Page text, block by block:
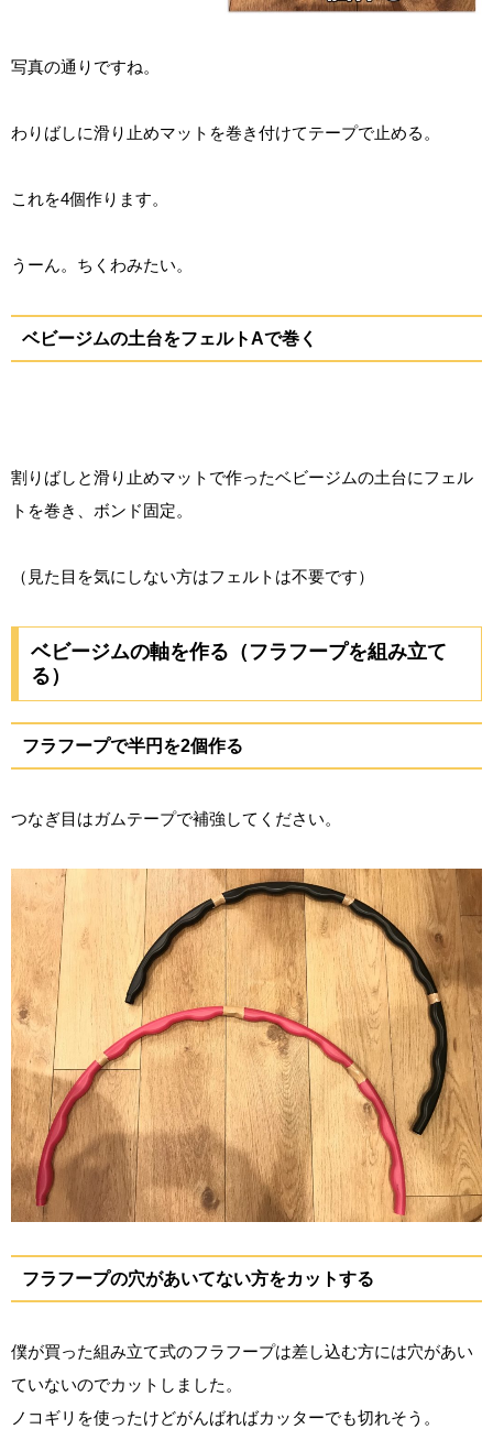
写真の通りですね。
わりばしに滑り止めマットを巻き付けてテープで止める。
これを4個作ります。
うーん。ちくわみたい。
ベビージムの土台をフェルトAで巻く
割りばしと滑り止めマットで作ったベビージムの土台にフェル
トを巻き、ボンド固定。
（見た目を気にしない方はフェルトは不要です）
ベビージムの軸を作る（フラフープを組み立て
る）
フラフープで半円を2個作る
つなぎ目はガムテープで補強してください。
フラフープの穴があいてない方をカットする
僕が買った組み立て式のフラフープは差し込む方には穴があい
ていないのでカットしました。
ノコギリを使ったけどがんばればカッターでも切れそう。